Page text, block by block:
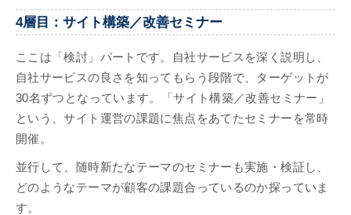
4層目：サイト構築／改善セミナー
ここは「検討」パートです。自社サービスを深く説明し、
自社サービスの良さを知ってもらう段階で、ターゲットが
30名ずつとなっています。「サイト構築／改善セミナー」
という、サイト運営の課題に焦点をあてたセミナーを常時
開催。
並行して、随時新たなテーマのセミナーも実施・検証し、
どのようなテーマが顧客の課題合っているのか探っていま
す。